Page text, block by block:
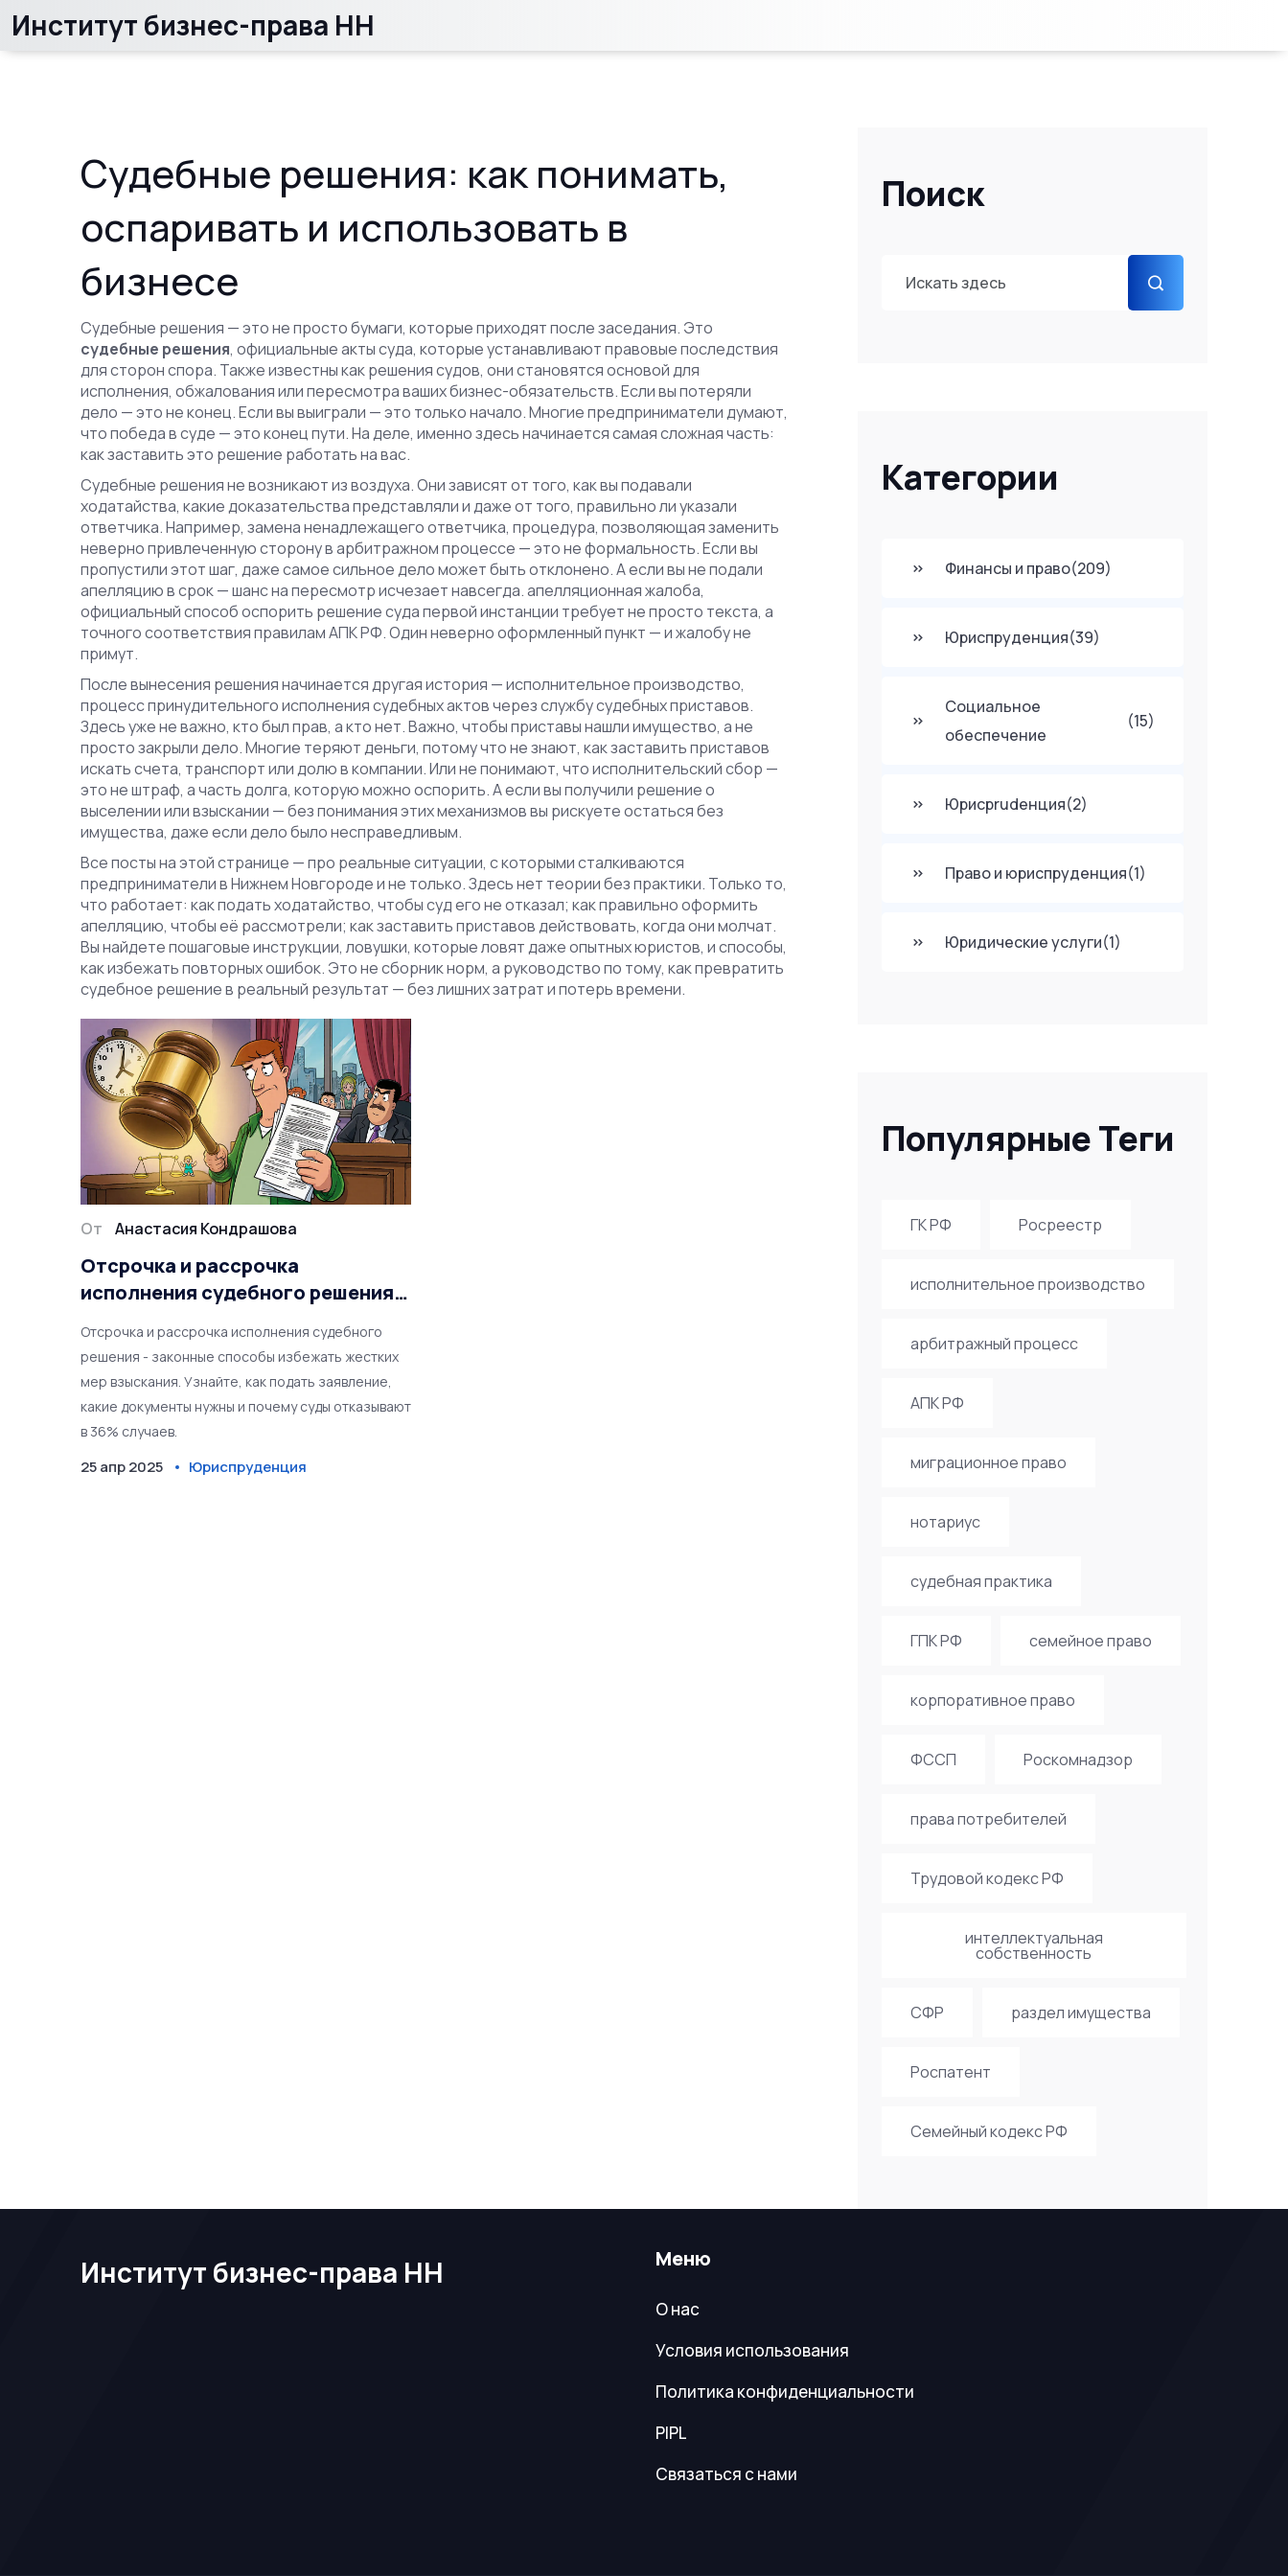
Институт бизнес-права НН
Поиск
Категории
Финансы и право(209)
Юриспруденция(39)
Социальное
обеспечение
(15)
Юрисprudенция(2)
Право и юриспруденция(1)
Юридические услуги(1)
Популярные Теги
ГК РФ Росреестр
исполнительное производство
арбитражный процесс
АПК РФ
миграционное право
нотариус
судебная практика
ГПК РФ семейное право
корпоративное право
ФССП Роскомнадзор
права потребителей
Трудовой кодекс РФ
интеллектуальная
собственность
СФР раздел имущества
Роспатент
Семейный кодекс РФ
Судебные решения: как понимать,
оспаривать и использовать в
бизнесе
Судебные решения — это не просто бумаги, которые приходят после заседания. Это
судебные решения,официальные акты суда, которые устанавливают правовые последствия
для сторон спора. Также известны какрешения судов, они становятся основой для
исполнения, обжалования или пересмотра ваших бизнес-обязательств.Если вы потеряли
дело — это не конец. Если вы выиграли — это только начало. Многие предприниматели думают,
что победа в суде — это конец пути. На деле, именно здесь начинается самая сложная часть:
как заставить это решение работать на вас.
Судебные решения не возникают из воздуха. Они зависят от того, как вы подавали
ходатайства, какие доказательства представляли и даже от того, правильно ли указали
ответчика. Например,замена ненадлежащего ответчика,процедура, позволяющая заменить
неверно привлеченную сторону в арбитражном процессе — это не формальность. Если вы
пропустили этот шаг, даже самое сильное дело может быть отклонено. А если вы не подали
апелляцию в срок — шанс на пересмотр исчезает навсегда.апелляционная жалоба,
официальный способ оспорить решение суда первой инстанции требует не просто текста, а
точного соответствия правилам АПК РФ. Один неверно оформленный пункт — и жалобу не
примут.
После вынесения решения начинается другая история —исполнительное производство,
процесс принудительного исполнения судебных актов через службу судебных приставов.
Здесь уже не важно, кто был прав, а кто нет. Важно, чтобы приставы нашли имущество, а не
просто закрыли дело. Многие теряют деньги, потому что не знают, как заставить приставов
искать счета, транспорт или долю в компании. Или не понимают, что исполнительский сбор —
это не штраф, а часть долга, которую можно оспорить. А если вы получили решение о
выселении или взыскании — без понимания этих механизмов вы рискуете остаться без
имущества, даже если дело было несправедливым.
Все посты на этой странице — про реальные ситуации, с которыми сталкиваются
предприниматели в Нижнем Новгороде и не только. Здесь нет теории без практики. Только то,
что работает: как подать ходатайство, чтобы суд его не отказал; как правильно оформить
апелляцию, чтобы её рассмотрели; как заставить приставов действовать, когда они молчат.
Вы найдете пошаговые инструкции, ловушки, которые ловят даже опытных юристов, и способы,
как избежать повторных ошибок. Это не сборник норм, а руководство по тому, как превратить
судебное решение в реальный результат — без лишних затрат и потерь времени.
От Анастасия Кондрашова
Отсрочка и рассрочка
исполнения судебного решения:
Отсрочка и рассрочка исполнения судебного
решения - законные способы избежать жестких
мер взыскания. Узнайте, как подать заявление,
какие документы нужны и почему суды отказывают
в 36% случаев.
25 апр 2025 Юриспруденция
Институт бизнес-права НН Меню
О нас
Условия использования
Политика конфиденциальности
PIPL
Связаться с нами